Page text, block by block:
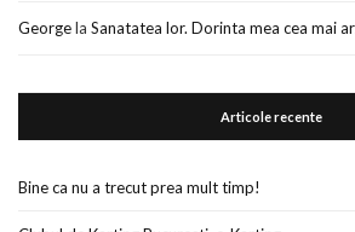
Georgela Sanatatea lor. Dorinta mea cea mai
Articole recente
Bine ca nu a trecut prea mult timp!